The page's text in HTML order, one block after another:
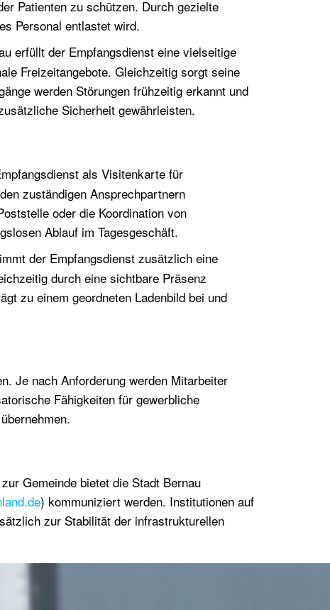
Patienten zu schützen. Durch gezielte
Personal entlastet wird.
erfüllt der Empfangsdienst eine vielseitige
Freizeitangebote. Gleichzeitig sorgt seine
werden Störungen frühzeitig erkannt und
Sicherheit gewährleisten.
als Visitenkarte für
zuständigen Ansprechpartnern
oder die Koordination von
Ablauf im Tagesgeschäft.
der Empfangsdienst zusätzlich eine
durch eine sichtbare Präsenz
zu einem geordneten Ladenbild bei und
Je nach Anforderung werden Mitarbeiter
Fähigkeiten für gewerbliche
Gemeinde bietet die Stadt Bernau
) kommuniziert werden. Institutionen auf
zur Stabilität der infrastrukturellen